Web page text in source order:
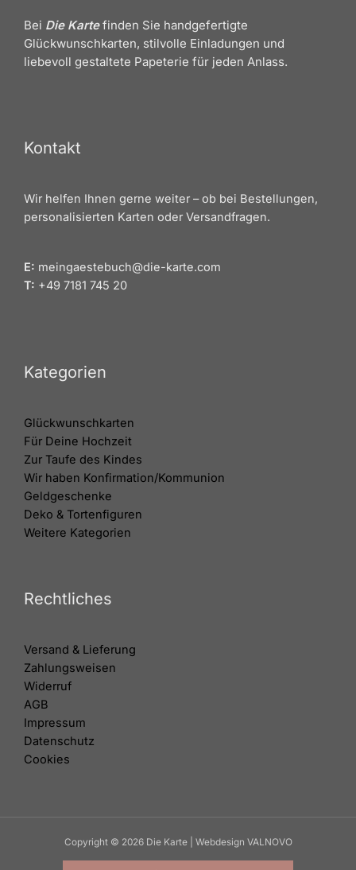
Bei Die Kartefinden Sie handgefertigte
Glückwunschkarten, stilvolle Einladungen und
liebevoll gestaltete Papeterie für jeden Anlass.
Kontakt
Wir helfen Ihnen gerne weiter – ob bei Bestellungen,
personalisierten Karten oder Versandfragen.
E: meingaestebuch@die-karte.com
T: +49 7181 745 20
Kategorien
Glückwunschkarten
Für Deine Hochzeit
Zur Taufe des Kindes
Wir haben Konfirmation/Kommunion
Geldgeschenke
Deko & Tortenfiguren
Weitere Kategorien
Rechtliches
Versand & Lieferung
Zahlungsweisen
Widerruf
AGB
Impressum
Datenschutz
Cookies
Copyright © 2026 Die Karte | Webdesign VALNOVO